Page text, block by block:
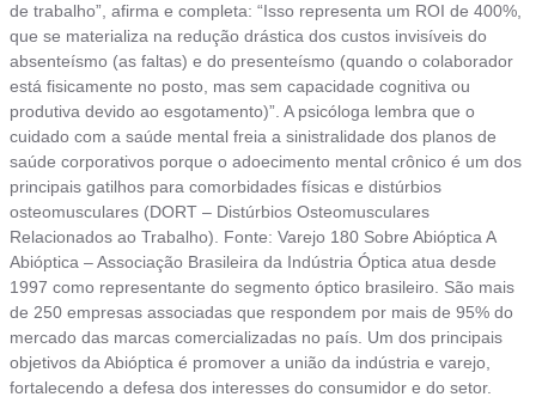
de trabalho”, afirma e completa: “Isso representa um ROI de 400%,
que se materializa na redução drástica dos custos invisíveis do
absenteísmo (as faltas) e do presenteísmo (quando o colaborador
está fisicamente no posto, mas sem capacidade cognitiva ou
produtiva devido ao esgotamento)”. A psicóloga lembra que o
cuidado com a saúde mental freia a sinistralidade dos planos de
saúde corporativos porque o adoecimento mental crônico é um dos
principais gatilhos para comorbidades físicas e distúrbios
osteomusculares (DORT – Distúrbios Osteomusculares
Relacionados ao Trabalho). Fonte: Varejo 180 Sobre Abióptica A
Abióptica – Associação Brasileira da Indústria Óptica atua desde
1997 como representante do segmento óptico brasileiro. São mais
de 250 empresas associadas que respondem por mais de 95% do
mercado das marcas comercializadas no país. Um dos principais
objetivos da Abióptica é promover a união da indústria e varejo,
fortalecendo a defesa dos interesses do consumidor e do setor.